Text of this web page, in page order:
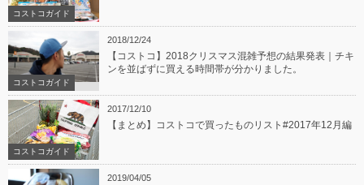
コストコガイド
2018/12/24
コストコガイド
【コストコ】2018クリスマス混雑予想の結果発表｜チキ
ンを並ばずに買える時間帯が分かりました。
2017/12/10
コストコガイド
【まとめ】コストコで買ったものリスト#2017年12月編
2019/04/05